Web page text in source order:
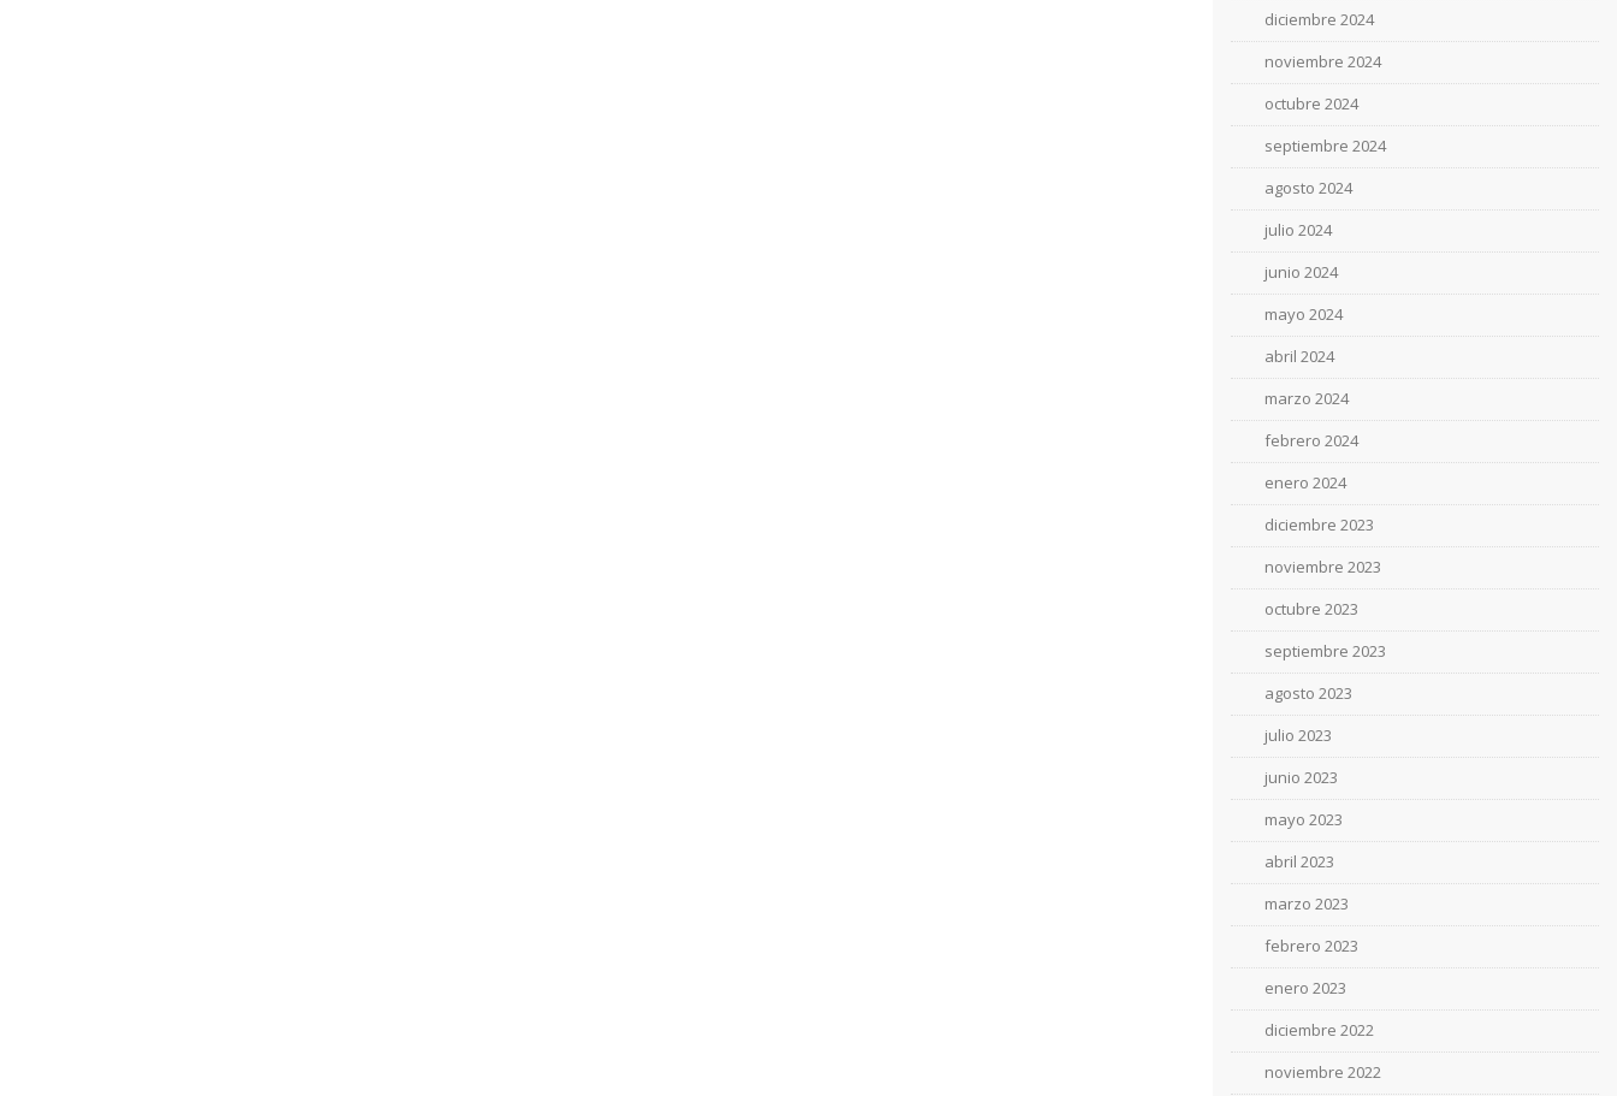
diciembre 2024
noviembre 2024
octubre 2024
septiembre 2024
agosto 2024
julio 2024
junio 2024
mayo 2024
abril 2024
marzo 2024
febrero 2024
enero 2024
diciembre 2023
noviembre 2023
octubre 2023
septiembre 2023
agosto 2023
julio 2023
junio 2023
mayo 2023
abril 2023
marzo 2023
febrero 2023
enero 2023
diciembre 2022
noviembre 2022